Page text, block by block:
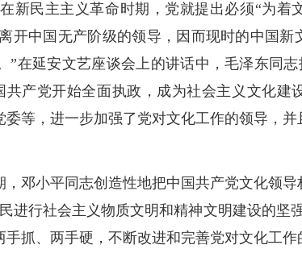
新民主主义革命时期，党就提出必须“为着
开中国无产阶级的领导，因而现时的中国
在延安文艺座谈会上的讲话中，毛泽东同
产党开始全面执政，成为社会主义文化建
等，进一步加强了党对文化工作的领导，
邓小平同志创造性地把中国共产党文化领
进行社会主义物质文明和精神文明建设的坚
抓、两手硬，不断改进和完善党对文化工